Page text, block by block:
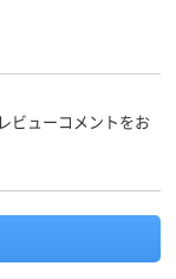
ビューコメントをお